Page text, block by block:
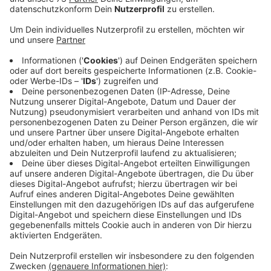
Veröffentlicht:Dienstag, 14.12.2021 06:03
Anzeige
14 positiv Getestete
Anzeige
Und das, obwohl nur teilnehmen durfte, wer entweder
geimpft oder genesen und zusätzich noch negativ auf
Corona getestet war. Das Paartanzfestival fand am
vorletzten Wochenende in Münster statt - mit über
130 nationalen und internationalen Teilnehmern. Unter
den bislang 14 positiv Getesteten sind zwei aus
Münster. Die Stadt spricht außerdem von 3